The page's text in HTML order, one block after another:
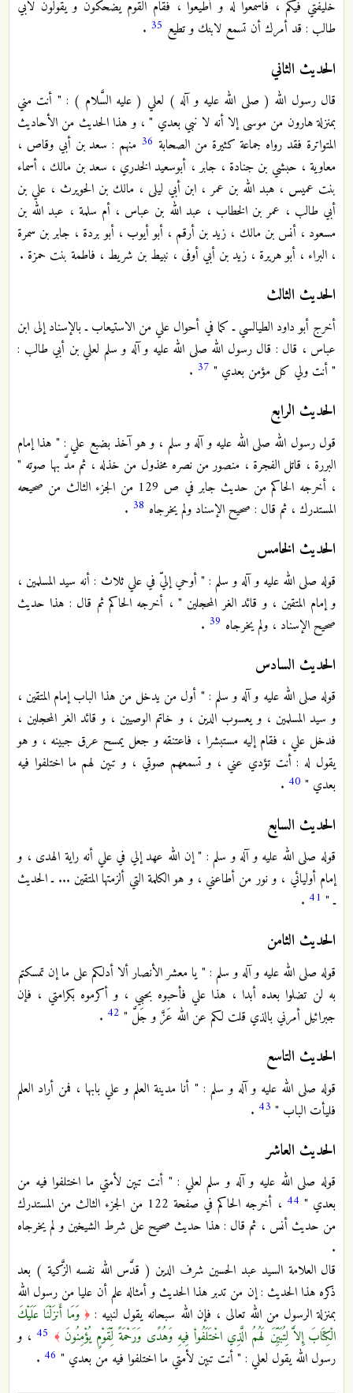
خليفتي فيكم ، فاسمعوا له و أطيعوا ، فقام القوم يضحكون و يقولون لأبي
طالب : قد أمرك أن تسمع لابنك و تطيع 35
.
الحديث الثاني
قال رسول الله ( صلى الله عليه و آله ) لعلي ( عليه السَّلام ) : " أنت مني
بمنزلة هارون من موسى إلا أنه لا نبي بعدي " ، و هذا الحديث من الأحاديث
المتواترة فقد رواه جماعة كثيرة من الصحابة 36 منهم : سعد بن أبي وقاص ،
معاوية ، حبشي بن جنادة ، جابر ، أبوسعيد الخدري ، سعد بن مالك ، أسماء
بنت عميس ، هبد الله بن عمر ، ابن أبي ليلى ، مالك بن الحويرث ، علي بن
أبي طالب ، عمر بن الخطاب ، عبد الله بن عباس ، أم سلمة ، عبد الله بن
مسعود ، أنس بن مالك ، زيد بن أرقم ، أبو أيوب ، أبو بردة ، جابر بن سمرة
، البراء ، أبو هريرة ، زيد بن أبي أوفى ، نبيط بن شريط ، فاطمة بنت حمزة .
الحديث الثالث
أخرج أبو داود الطيالسي ـ كما في أحوال علي من الاستيعاب ـ بالإسناد إلى ابن
عباس ، قال : قال رسول الله صلى الله عليه و آله و سلم لعلي بن أبي طالب :
" أنت ولي كل مؤمن بعدي " 37
.
الحديث الرابع
قول رسول الله صلى الله عليه و آله و سلم ، و هو آخذ بضبع علي : " هذا إمام
البررة ، قاتل الفجرة ، منصور من نصره مخذول من خذله ، ثم مدَّ بها صوته "
، أخرجه الحاكم من حديث جابر في ص 129 من الجزء الثالث من صحيحه
المستدرك ، ثم قال : صحيح الإسناد ولم يخرجاه 38
.
الحديث الخامس
قوله صلى الله عليه و آله و سلم : " أوحي إليّ في علي ثلاث : أنه سيد المسلمين ،
و إمام المتقين ، و قائد الغر المحجلين " ، أخرجه الحاكم ثم قال : هذا حديث
صحيح الإسناد ، ولم يخرجاه 39
.
الحديث السادس
قوله صلى الله عليه و آله و سلم : " أول من يدخل من هذا الباب إمام المتقين ،
و سيد المسلمين ، و يعسوب الدين ، و خاتم الوصيين ، و قائد الغر المحجلين ،
فدخل علي ، فقام إليه مستبشرا ، فاعتنقه و جعل يمسح عرق جبينه ، و هو
يقول له : أنت تؤدي عني ، و تسمعهم صوتي ، و تبين لهم ما اختلفوا فيه
بعدي " 40
.
الحديث السابع
قوله صلى الله عليه و آله و سلم : " إن الله عهد إلي في علي أنه راية الهدى ، و
إمام أوليائي ، و نور من أطاعني ، و هو الكلمة التي ألزمتها المتقين ... ـ الحديث
ـ " 41
.
الحديث الثامن
قوله صلى الله عليه و آله و سلم : " يا معشر الأنصار ألا أدلكم على ما إن تمسكتم
به لن تضلوا بعده أبدا ، هذا علي فأحبوه بحبي ، و أكرموه بكرامتي ، فإن
جبرائيل أمرني بالذي قلت لكم عن الله عَزَّ و جَلَّ " 42
.
الحديث التاسع
قوله صلى الله عليه و آله و سلم : " أنا مدينة العلم و علي بابها ، فمن أراد العلم
فليأت الباب " 43
.
الحديث العاشر
قوله صلى الله عليه و آله و سلم لعلي : " أنت تبين لأمتي ما اختلفوا فيه من
بعدي " 44
، أخرجه الحاكم في صفحة 122 من الجزء الثالث من المستدرك
من حديث أنس ، ثم قال : هذا حديث صحيح على شرط الشيخين و لم يخرجاه
.
قال العلامة السيد عبد الحسين شرف الدين ( قدَّس الله نفسه الزَّكية ) بعد
ذكره هذا الحديث : إن من تدبر هذا الحديث و أمثاله علم أن عليا من رسول الله
بمنزلة الرسول من الله تعالى ، فإن الله سبحانه يقول لنبيه : ﴿ وَمَا أَنزَلْنَا عَلَيْكَ
الْكِتَابَ إِلاَّ لِتُبَيِّنَ لَهُمُ الَّذِي اخْتَلَفُواْ فِيهِ وَهُدًى وَرَحْمَةً لِّقَوْمٍ يُؤْمِنُونَ ﴾ 45، و
رسول الله يقول لعلي : " أنت تبين لأمتي ما اختلفوا فيه من بعدي " 46
.